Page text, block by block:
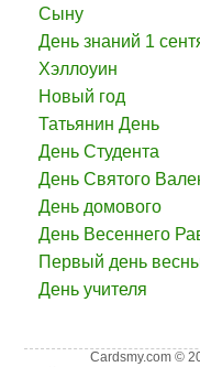
Сыну
День знаний 1
Хэллоуин
Новый год
Татьянин День
День Студента
День Святого
День домового
День Весеннего
Первый день
День учителя
Cardsmy.com ©